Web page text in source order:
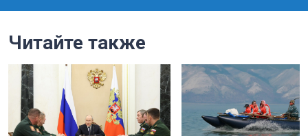
Читайте также